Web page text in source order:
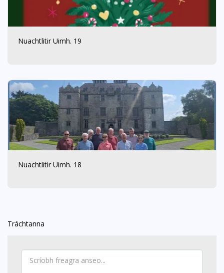
Nuachtlitir Uimh. 19
Nuachtlitir Uimh. 18
Tráchtanna